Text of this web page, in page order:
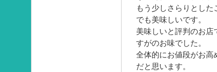
もう少しさらりとし
でも美味しいです。
美味しいと評判のお
すがのお味でした。
全体的にお値段がお高
だと思います。